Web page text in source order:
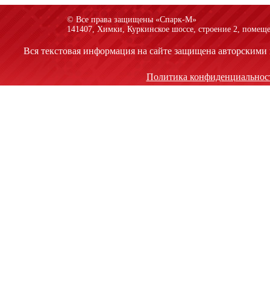
© Все права защищены «Спарк-M»
141407, Химки, Куркинское шоссе, строение 2,
Вся текстовая информация на сайте защищена
Политика